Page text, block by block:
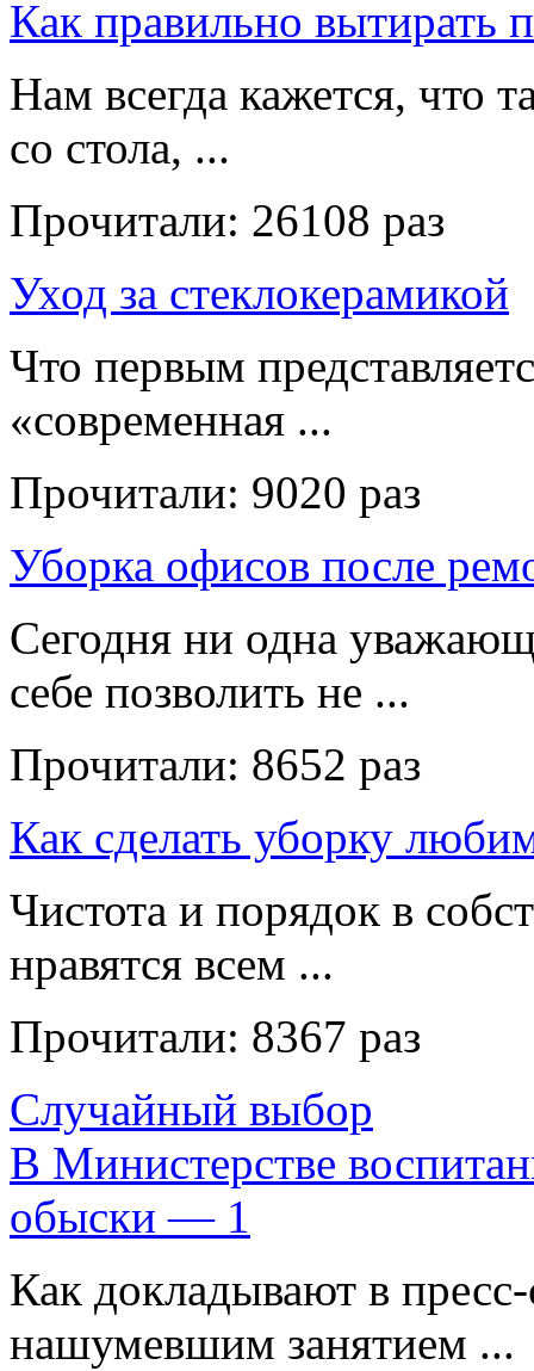
Как правильно вытирать
Нам всегда кажется, что
со стола, ...
Прочитали: 26108 раз
Уход за стеклокерамикой
Что первым
«современная ...
Прочитали: 9020 раз
Уборка офисов после
Сегодня ни одна
себе позволить не ...
Прочитали: 8652 раз
Как сделать уборку
Чистота и порядок в
нравятся всем ...
Прочитали: 8367 раз
Случайный выбор
В Министерстве
обыски — 1
Как докладывают в
нашумевшим занятием ...